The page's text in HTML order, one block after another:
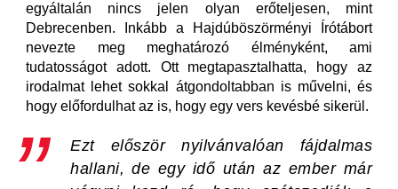
egyáltalán nincs jelen olyan erőteljesen, mint
Debrecenben. Inkább a Hajdúböszörményi Írótábort
nevezte meg meghatározó élményként, ami
tudatosságot adott. Ott megtapasztalhatta, hogy az
irodalmat lehet sokkal átgondoltabban is művelni, és
hogy előfordulhat az is, hogy egy vers kevésbé sikerül.
Ezt először nyilvánvalóan fájdalmas
hallani, de egy idő után az ember már